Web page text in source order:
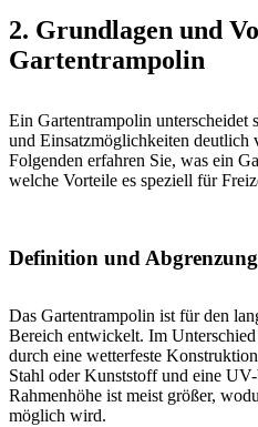
2. Grundlagen und
Gartentrampolin
Ein Gartentrampolin
und Einsatzmöglichkeiten
Folgenden erfahren Sie, was ein
welche Vorteile es speziell für
Definition und
Das Gartentrampolin ist für den
Bereich entwickelt. Im
durch eine wetterfeste
Stahl oder Kunststoff und eine
Rahmenhöhe ist meist größer,
möglich wird.